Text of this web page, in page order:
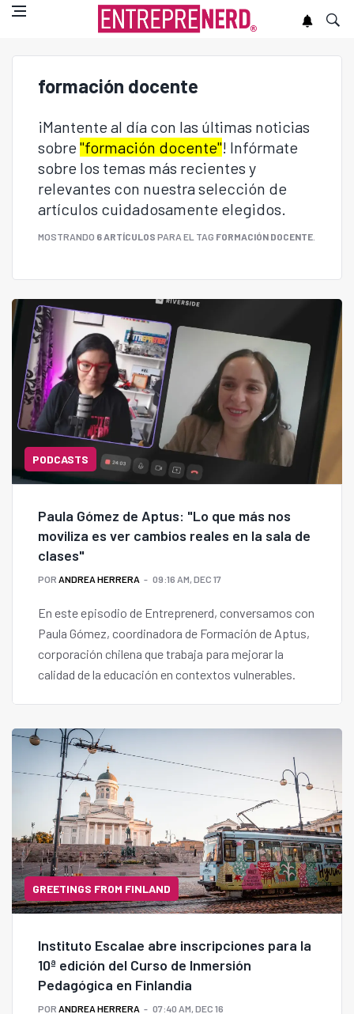
formación docente
¡Mantente al día con las últimas noticias
sobre "formación docente"! Infórmate
sobre los temas más recientes y
relevantes con nuestra selección de
artículos cuidadosamente elegidos.
MOSTRANDO 6 ARTÍCULOS PARA EL TAG FORMACIÓN DOCENTE
PODCASTS
Paula Gómez de Aptus: "Lo que más nos
moviliza es ver cambios reales en la sala de
clases"
POR ANDREA HERRERA 09:16 AM, DEC 17
En este episodio de Entreprenerd, conversamos con
Paula Gómez, coordinadora de Formación de Aptus,
corporación chilena que trabaja para mejorar la
calidad de la educación en contextos vulnerables.
GREETINGS FROM FINLAND
Instituto Escalae abre inscripciones para la
10ª edición del Curso de Inmersión
Pedagógica en Finlandia
POR ANDREA HERRERA 07:40 AM, DEC 16